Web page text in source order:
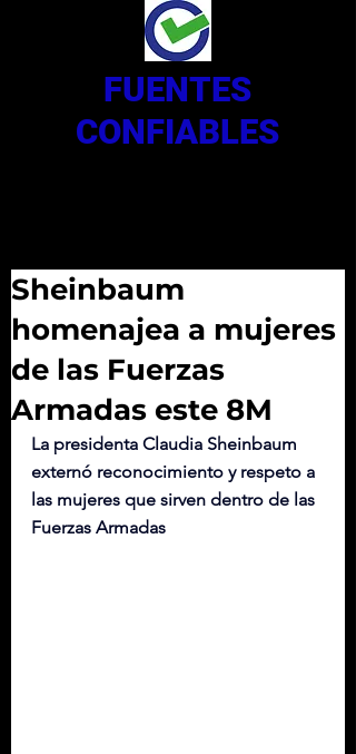
FUENTES
CONFIABLES
Sheinbaum
homenajea a mujeres
de las Fuerzas
Armadas este 8M
La presidenta Claudia Sheinbaum
externó reconocimiento y respeto a
las mujeres que sirven dentro de las
Fuerzas Armadas